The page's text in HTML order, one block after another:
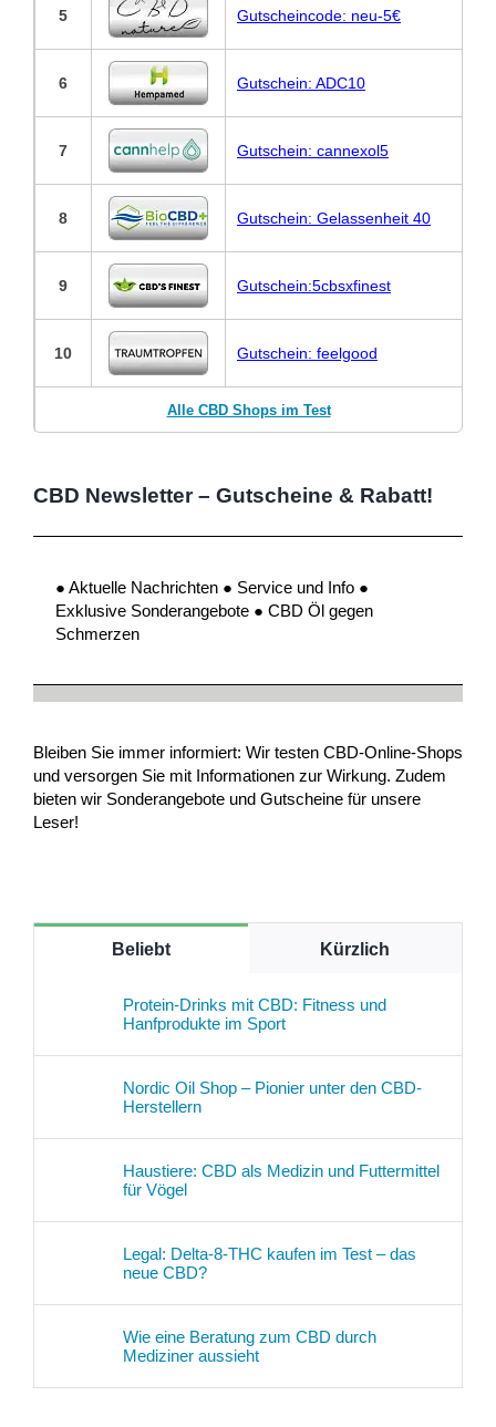
5 Gutscheincode: neu-5€
6 Gutschein: ADC10
7 Gutschein: cannexol5
8 Gutschein: Gelassenheit 40
9 Gutschein:5cbsxfinest
10 Gutschein: feelgood
Alle CBD Shops im Test
CBD Newsletter – Gutscheine & Rabatt!
● Aktuelle Nachrichten ● Service und Info ●
Exklusive Sonderangebote ● CBD Öl gegen
Schmerzen
Bleiben Sie immer informiert: Wir testen CBD-Online-Shops
und versorgen Sie mit Informationen zur Wirkung. Zudem
bieten wir Sonderangebote und Gutscheine für unsere
Leser!
Beliebt Kürzlich
Protein-Drinks mit CBD: Fitness und
Hanfprodukte im Sport
Nordic Oil Shop – Pionier unter den CBD-
Herstellern
Haustiere: CBD als Medizin und Futtermittel
für Vögel
Legal: Delta-8-THC kaufen im Test – das
neue CBD?
Wie eine Beratung zum CBD durch
Mediziner aussieht